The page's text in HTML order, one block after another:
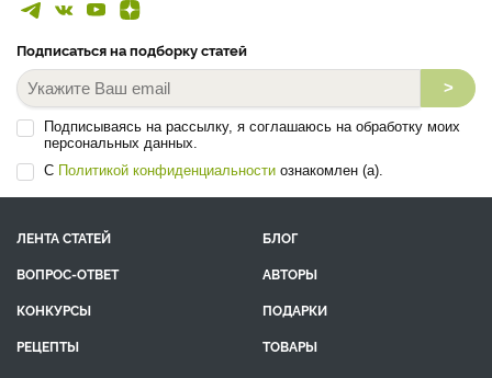
Подписаться на подборку статей
>
Подписываясь на рассылку, я соглашаюсь на обработку моих
персональных данных.
С Политикой конфиденциальности ознакомлен (а).
ЛЕНТА СТАТЕЙ
БЛОГ
ВОПРОС-ОТВЕТ
АВТОРЫ
КОНКУРСЫ
ПОДАРКИ
РЕЦЕПТЫ
ТОВАРЫ